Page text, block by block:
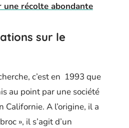
récolte abondante
sur le
c’est en 1993 que
au point par une société
Californie. A l’origine, il a
», il s’agit d’un